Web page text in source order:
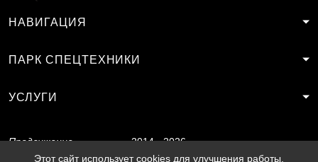
НАВИГАЦИЯ
ПАРК СПЕЦТЕХНИКИ
УСЛУГИ
Продвижение
сайтаSF.RU
2014 - 2026
Этот сайт использует cookies для улучшения работы.